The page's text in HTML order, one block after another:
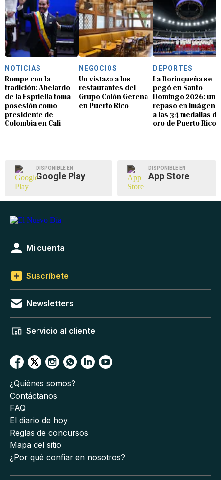
NOTICIAS
Rompe con la
tradición: Abelardo
de la Espriella toma
posesión como
presidente de
Colombia en Cali
NEGOCIOS
Un vistazo a los
restaurantes del
Grupo Colón Gerena
en Puerto Rico
DEPORTES
La Borinqueña se
pegó en Santo
Domingo 2026: un
repaso en
a las 34 medallas de
oro de Puerto Rico
DISPONIBLE EN
Google Play
DISPONIBLE EN
App Store
Mi cuenta
Suscríbete
Newsletters
Servicio al cliente
¿Quiénes somos?
Contáctanos
FAQ
El diario de hoy
Reglas de concursos
Mapa del sitio
¿Por qué confiar en nosotros?